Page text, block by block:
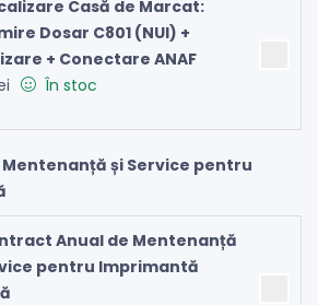
Casă de Marcat:
Dosar C801 (NUI) +
+ Conectare ANAF
În stoc
și Service pentru
Anual de Mentenanță
pentru Imprimantă